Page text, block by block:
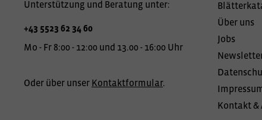
Unterstützung und Beratung unter:
+43 5523 62 34 60
Mo - Fr 8:00 - 12:00 und 13.00 - 16:00 Uhr
Oder über unser Kontaktformular.
Über uns
Jobs
Kontakt &